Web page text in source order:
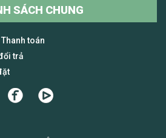
SÁCH CHUNG
toán
trả